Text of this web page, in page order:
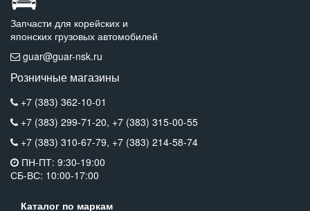
Запчасти для корейских и
японских грузовых автомобилей
guar@guar-nsk.ru
Розничные магазины
+7 (383) 362-10-01
+7 (383) 299-71-20, +7 (383) 315-00-55
+7 (383) 310-67-79, +7 (383) 214-58-74
ПН-ПТ: 9:30-19:00
СБ-ВС: 10:00-17:00
Каталог по маркам